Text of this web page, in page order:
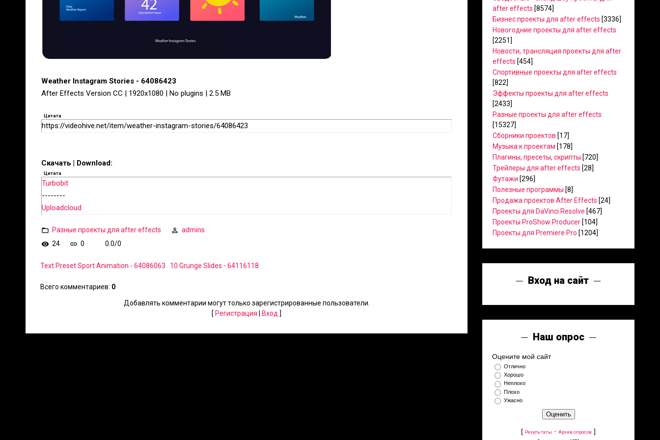
Weather Instagram Stories - 64086423
After Effects Version CC | 1920x1080 | No plugins | 2.5 MB
Цитата
https://videohive.net/item/weather-instagram-stories/64086423
Скачать | Download:
Цитата
Turbobit
--------
Uploadcloud
Разные проекты для after effects
admins
24
0 0.0/0
Text Preset Sport Animation - 64086063 10 Grunge Slides - 64116118
Всего комментариев: 0
Добавлять комментарии могут только зарегистрированные пользователи.
[ Регистрация Вход ]
after effects [8574]
Бизнес проекты для after effects [3336]
Новогодние проекты для after effects
[2251]
Новости, трансляция проекты для after
effects [454]
Спортивные проекты для after effects
[822]
Эффекты проекты для after effects
[2433]
Разные проекты для after effects
[15327]
Сборники проектов [17]
Музыка к проектам [178]
Плагины, пресеты, скрипты [720]
Трейлеры для after effects [28]
Футажи [296]
Полезные программы [8]
Продажа проектов After Effects [24]
Проекты для DaVinci Resolve [467]
Проекты ProShow Producer [104]
Проекты для Premiere Pro [1204]
Вход на сайт
Наш опрос
Оцените мой сайт
Отлично
Хорошо
Неплохо
Плохо
Ужасно
[ Результаты · Архив опросов ]